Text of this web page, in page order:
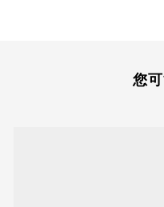
您